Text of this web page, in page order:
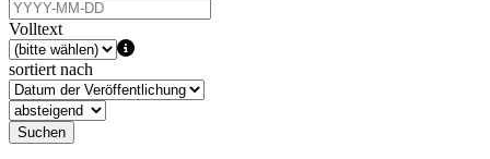
Volltext
sortiert nach
Suchen